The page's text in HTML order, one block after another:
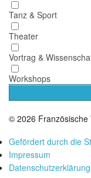
Tanz & Sport
Theater
Vortrag &
Workshops
© 2026 Französische
Gefördert durch die
Impressum
Datenschutzerklärung